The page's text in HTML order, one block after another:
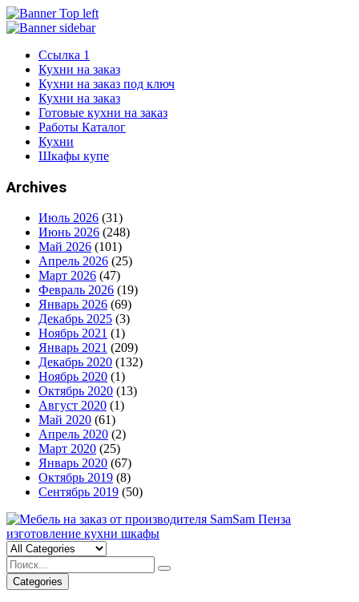
Ссылка 1
Кухни на заказ
Кухни на заказ под ключ
Кухни на заказ
Готовые кухни на заказ
Работы Каталог
Кухни
Шкафы купе
Archives
Июль 2026 (31)
Июнь 2026 (248)
Май 2026 (101)
Апрель 2026 (25)
Март 2026 (47)
Февраль 2026 (19)
Январь 2026 (69)
Декабрь 2025 (3)
Ноябрь 2021 (1)
Январь 2021 (209)
Декабрь 2020 (132)
Ноябрь 2020 (1)
Октябрь 2020 (13)
Август 2020 (1)
Май 2020 (61)
Апрель 2020 (2)
Март 2020 (25)
Январь 2020 (67)
Октябрь 2019 (8)
Сентябрь 2019 (50)
Categories